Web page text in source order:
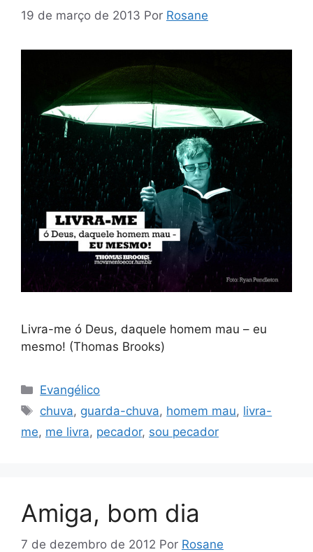
19 de março de 2013 Por Rosane
Livra-me ó Deus, daquele homem mau – eu
mesmo! (Thomas Brooks)
Categorias
Evangélico
Tags
chuva, guarda-chuva, homem mau, livra-
me, me livra, pecador, sou pecador
Amiga, bom dia
7 de dezembro de 2012 Por Rosane